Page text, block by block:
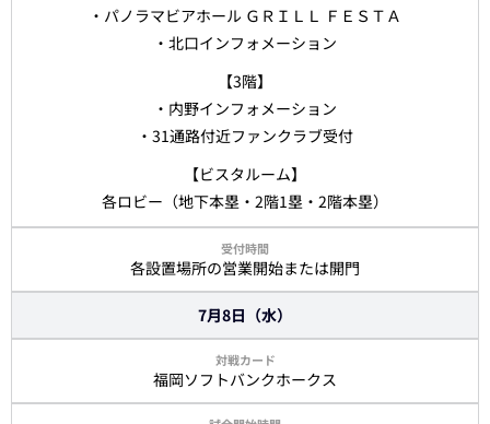
・パノラマビアホール ＧＲＩＬＬ ＦＥＳＴＡ
・北口インフォメーション
【3階】
・内野インフォメーション
・31通路付近ファンクラブ受付
【ビスタルーム】
各ロビー（地下本塁・2階1塁・2階本塁）
各設置場所の営業開始または開門
7月8日（水）
福岡ソフトバンクホークス